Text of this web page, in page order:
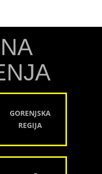
GORENJSKA
REGIJA